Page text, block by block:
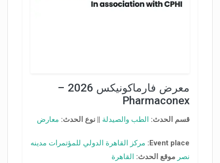
معرض فارماكونيكس 2026 –
Pharmaconex
قسم الحدث: الطب والصيدلة || نوع الحدث: معارض
Event place: مركز القاهرة الدولي للمؤتمرات مدينه
نصر موقع الحدث: القاهرة